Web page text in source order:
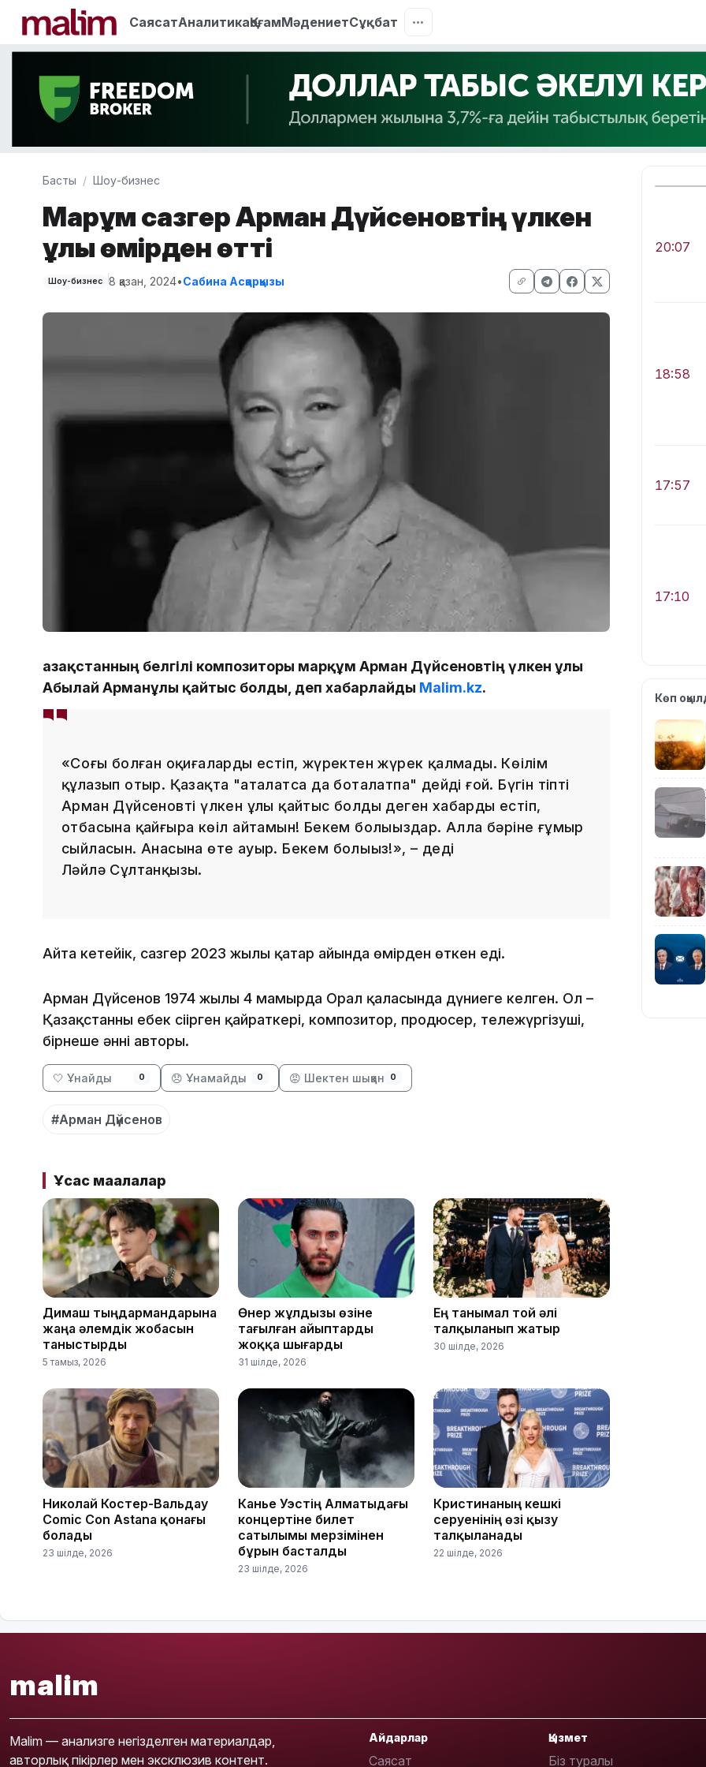
СаясатАналитикаҚоғамМәдениетСұқбат
Басты Шоу-бизнес
Марқұм сазгер Арман Дүйсеновтің үлкен
ұлы өмірден өтті
Шоу-бизнес 8 қазан, 2024•Сабина Асқарқызы
Қазақстанның белгілі композиторы марқұм Арман Дүйсеновтің үлкен ұлы
Абылай Арманұлы қайтыс болды, деп хабарлайды Malim.kz.
«Соңғы болған оқиғаларды естіп, жүректен жүрек қалмады. Көңілім
құлазып отыр. Қазақта "аталатсаң да боталатпа" дейді ғой. Бүгін тіпті
Арман Дүйсеновтің үлкен ұлы қайтыс болды деген хабарды естіп,
отбасына қайғыра көңіл айтамын! Бекем болыңыздар. Алла бәріне ғұмыр
сыйласын. Анасына өте ауыр. Бекем болыңыз!», – деді
Ләйлә Сұлтанқызы.
Айта кетейік, сазгер 2023 жылы қаңтар айында өмірден өткен еді.
Арман Дүйсенов 1974 жылы 4 мамырда Орал қаласында дүниеге келген. Ол –
Қазақстанның еңбек сіңірген қайраткері, композитор, продюсер, тележүргізуші,
бірнеше әннің авторы.
🤍 Ұнайды 0 😞 Ұнамайды 0 😡 Шектен шыққан 0
#Арман Дүйсенов
Ұқсас мақалалар
Димаш тыңдармандарына
жаңа әлемдік жобасын
таныстырды
5 тамыз, 2026
Өнер жұлдызы өзіне
тағылған айыптарды
жоққа шығарды
31 шілде, 2026
Ең танымал той әлі
талқыланып жатыр
30 шілде, 2026
Николай Костер-Вальдау
Comic Con Astana қонағы
болады
23 шілде, 2026
Канье Уэстің Алматыдағы
концертіне билет
сатылымы мерзімінен
бұрын басталды
23 шілде, 2026
Кристинаның кешкі
серуенінің өзі қызу
талқыланады
22 шілде, 2026
20:07
18:58
17:57
17:10
16:59
15:55
Көп
malim
Malim — анализге негізделген материалдар,
авторлық пікірлер мен эксклюзив контент.
Айдарлар
Саясат
Қызмет
Біз туралы